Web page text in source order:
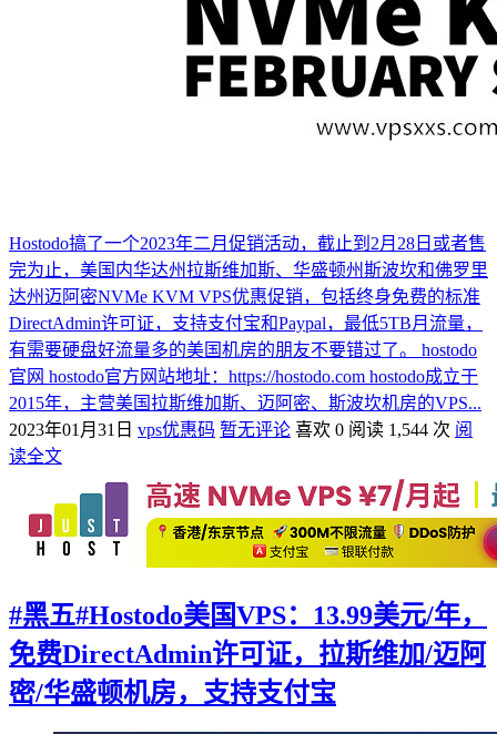
Hostodo搞了一个2023年二月促销活动，截止到2月28日或者售
完为止，美国内华达州拉斯维加斯、华盛顿州斯波坎和佛罗里
达州迈阿密NVMe KVM VPS优惠促销，包括终身免费的标准
DirectAdmin许可证，支持支付宝和Paypal，最低5TB月流量，
有需要硬盘好流量多的美国机房的朋友不要错过了。 hostodo
官网 hostodo官方网站地址：https://hostodo.com hostodo成立于
2015年，主营美国拉斯维加斯、迈阿密、斯波坎机房的VPS...
2023年01月31日 vps优惠码 暂无评论 喜欢 0 阅读 1,544 次 阅
读全文
#黑五#Hostodo美国VPS：13.99美元/年，
免费DirectAdmin许可证，拉斯维加/迈阿
密/华盛顿机房，支持支付宝